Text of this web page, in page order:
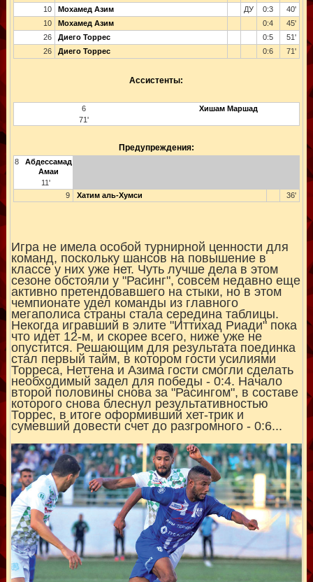
10
Мохамед Азим ДУ 0:3
40'
10
Мохамед Азим 0:4
45'
26
Диего Торрес 0:5
51'
26
Диего Торрес 0:6 71'
Ассистенты:
6
Хишам Маршад
71'
Предупреждения:
8
Абдессамад
Амаи
11'
9
Хатим аль-Хумси 36'
Игра не имела особой турнирной ценности для
команд, поскольку шансов на повышение в
классе у них уже нет. Чуть лучше дела в этом
сезоне обстояли у "Расинг", совсем недавно еще
активно претендовавшего на стыки, но в этом
чемпионате удел команды из главного
мегаполиса страны стала середина таблицы.
Некогда игравший в элите "Иттихад Риади" пока
что идет 12-м, и скорее всего, ниже уже не
опустится. Решающим для результата поединка
стал первый тайм, в котором гости усилиями
Торреса, Неттена и Азима гости смогли сделать
необходимый задел для победы - 0:4. Начало
второй половины снова за "Расингом", в составе
которого снова блеснул результативностью
Торрес, в итоге оформивший хет-трик и
сумевший довести счет до разгромного - 0:6...